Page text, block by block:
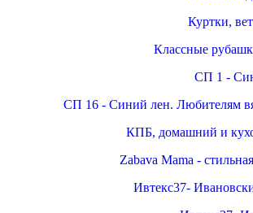
Куртки,
Классные
СП 1 -
СП 16 - Синий лен. Любителям
КПБ, домашний и
Zabava Mama -
Ивтекс37-